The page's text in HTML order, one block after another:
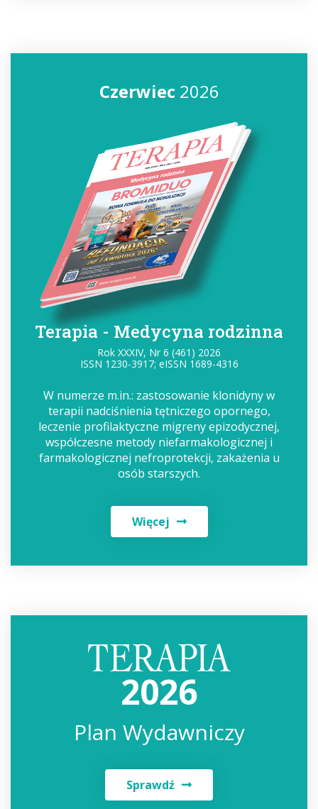
Czerwiec2026
Terapia - Medycyna rodzinna
Rok XXXIV, Nr 6 (461) 2026
ISSN 1230-3917; eISSN 1689-4316
W numerze m.in.: zastosowanie klonidyny w
terapii nadciśnienia tętniczego opornego,
leczenie profilaktyczne migreny epizodycznej,
współczesne metody niefarmakologicznej i
farmakologicznej nefroprotekcji, zakażenia u
osób starszych.
Więcej
2026
Plan Wydawniczy
Sprawdź